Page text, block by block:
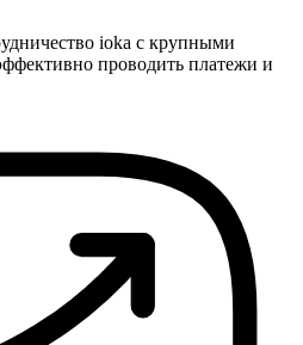
ioka с крупными
проводить платежи и